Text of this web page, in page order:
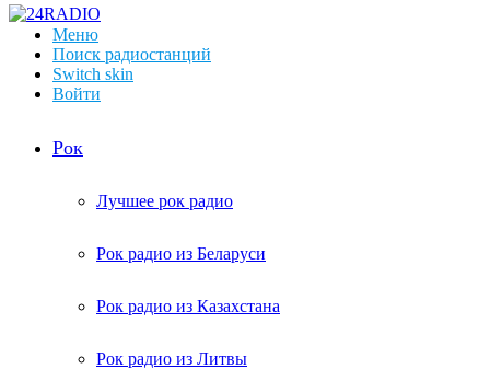
Меню
Поиск радиостанций
Switch skin
Войти
Рок
Лучшее рок радио
Рок радио из Беларуси
Рок радио из Казахстана
Рок радио из Литвы